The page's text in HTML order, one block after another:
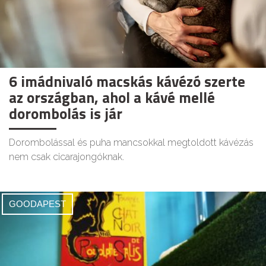
6 imádnivaló macskás kávézó szerte
az országban, ahol a kávé mellé
dorombolás is jár
Dorombolással és puha mancsokkal megtoldott kávézás
nem csak cicarajongóknak.
GOODAPEST